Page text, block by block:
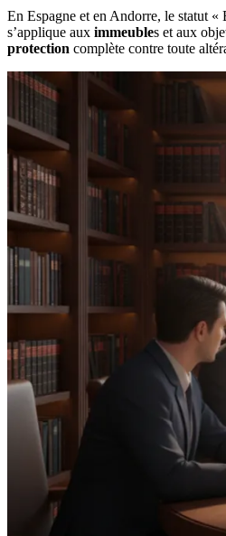
En Espagne et en Andorre, le statut
s’applique aux immeubles et aux
protection complète contre toute